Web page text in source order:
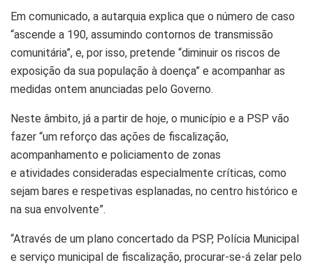
Em comunicado, a autarquia explica que o número de caso
“ascende a 190, assumindo contornos de transmissão
comunitária”, e, por isso, pretende “diminuir os riscos de
exposição da sua população à doença” e acompanhar as
medidas ontem anunciadas pelo Governo.
Neste âmbito, já a partir de hoje, o município e a PSP vão
fazer “um reforço das ações de fiscalização,
acompanhamento e policiamento de zonas
e atividades consideradas especialmente críticas, como
sejam bares e respetivas esplanadas, no centro histórico e
na sua envolvente”.
“Através de um plano concertado da PSP, Polícia Municipal
e serviço municipal de fiscalização, procurar-se-á zelar pelo